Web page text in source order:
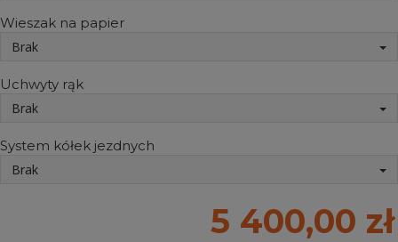
Wieszak na papier
Brak
Uchwyty rąk
Brak
System kółek jezdnych
Brak
5 400,00 zł